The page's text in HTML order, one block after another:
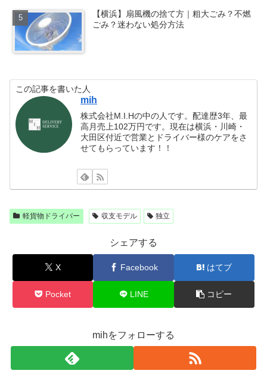
【横浜】扇風機の捨て方｜粗大ごみ？不燃
ごみ？迷わない処分方法
この記事を書いた人
mih
株式会社M.I.Hの中の人です。配達歴3年、最
高月売上102万円です。現在は横浜・川崎・
大田区付近で営業とドライバー様のケアをさ
せてもらっています！！
軽貨物ドライバー 収支モデル 独立
シェアする
X Facebook はてブ
Pocket LINE コピー
mihをフォローする